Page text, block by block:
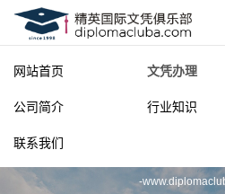
网站首页 文凭办理
公司简介 行业知识
联系我们